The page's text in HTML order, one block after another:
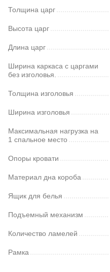
Толщина царг
Высота царг
Длина царг
Ширина каркаса с царгами
без изголовья.
Толщина изголовья
Ширина изголовья
Максимальная нагрузка на
1 спальное место
Опоры кровати
Материал дна короба
Ящик для белья
Подъемный механизм
Количество ламелей
Рамка